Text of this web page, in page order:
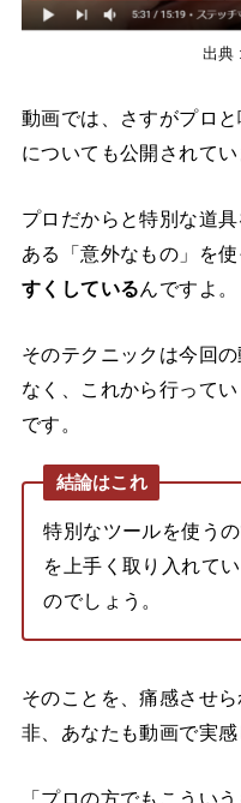
出
動画では、さすがプロ
についても公開されて
プロだからと特別な道
ある「意外なもの」を使
すくしているんですよ。
そのテクニックは今回
なく、これから行って
です。
結論はこれ
特別なツールを使う
を上手く取り入れて
のでしょう。
そのことを、痛感させ
非、あなたも動画で実感
「プロの方でもこうい